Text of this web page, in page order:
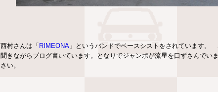
西村さんは「 RIMEONA 」というバンドでベースシストをされています。
聞きながらブログ書いています。となりでジャンボが流星を口ずさんでい
さい。